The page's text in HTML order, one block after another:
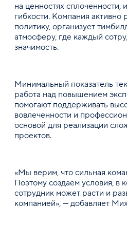
на ценностях сплоченности,
гибкости. Компания активно
политику, организует
атмосферу, где каждый
значимость.
Минимальный показатель
работа над повышением
помогают поддерживать
вовлеченности и
основой для реализации
проектов.
«Мы верим, что сильная
Поэтому создаём условия, в
сотрудник может расти и
компанией», — добавляет